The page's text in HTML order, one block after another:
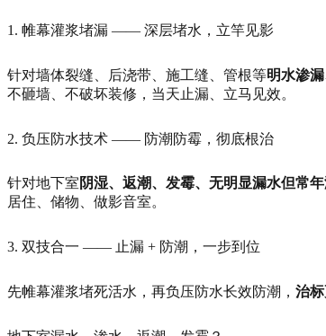
1. 帷幕灌浆堵漏 —— 深层堵水，立竿见影
针对墙体裂缝、后浇带、施工缝、管根等明水渗
不砸墙、不破坏装修，当天止漏、立马见效。
2. 负压防水技术 —— 防潮防霉，彻底根治
针对地下室 阴湿、返潮、发霉、无明显漏水但常
居住、储物、做影音室。
3. 双技合一 —— 止漏 + 防潮，一步到位
先帷幕灌浆堵死活水，再负压防水长效防潮， 治